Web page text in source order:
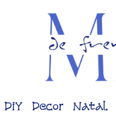
DiY Decor Natal